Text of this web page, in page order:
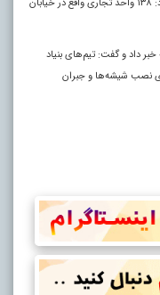
نزدیکی به محل حمله رژیم اسرائیل دانست و تصریح کرد: ۱۳۸ واحد تجاری واقع در خیابان
در این حادثه خبر داد و گفت: تیم‌های بنیاد
نصب شیشه‌ها و جبران